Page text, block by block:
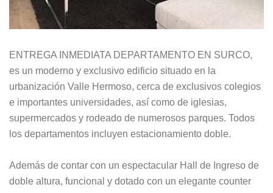
ENTREGA INMEDIATA DEPARTAMENTO EN SURCO,
es un moderno y exclusivo edificio situado en la
urbanización Valle Hermoso, cerca de exclusivos colegios
e importantes universidades, así como de iglesias,
supermercados y rodeado de numerosos parques. Todos
los departamentos incluyen estacionamiento doble.
Además de contar con un espectacular Hall de Ingreso de
doble altura, funcional y dotado con un elegante counter